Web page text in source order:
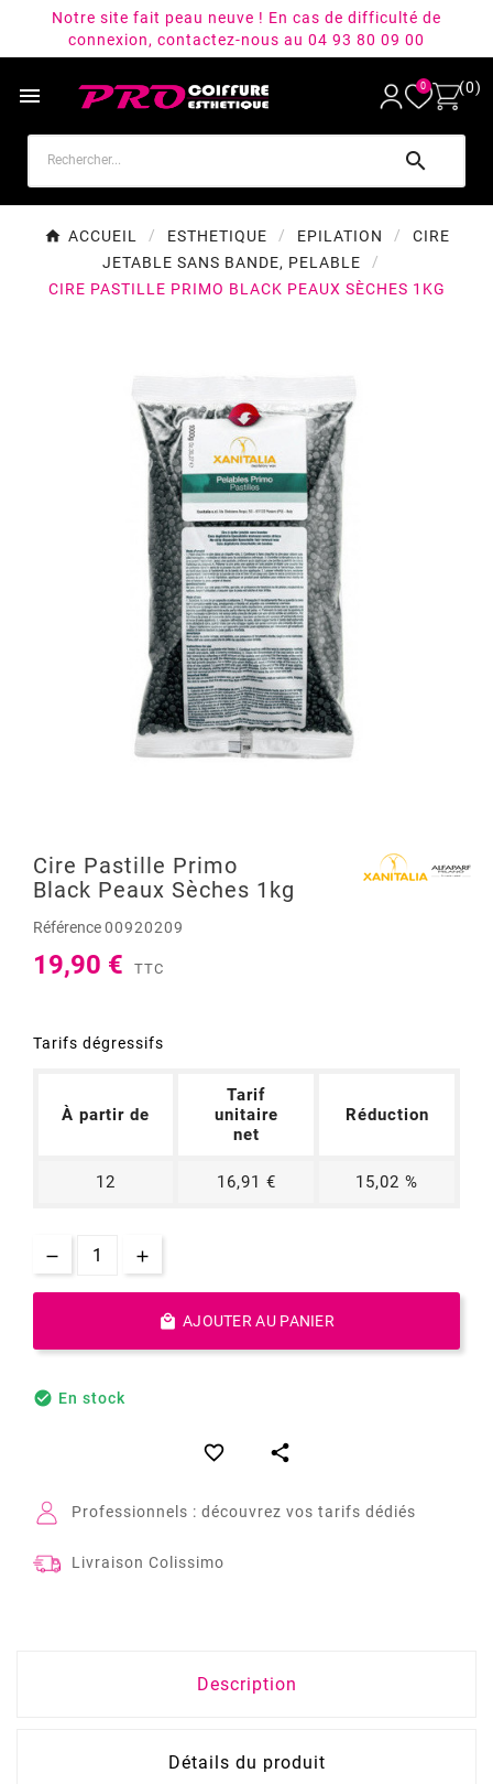
Notre site fait peau neuve ! En cas de difficulté de
connexion, contactez-nous au 04 93 80 09 00
 0 (0)

ACCUEIL ESTHETIQUE EPILATION
CIRE
JETABLE SANS BANDE, PELABLE
CIRE PASTILLE PRIMO BLACK PEAUX SÈCHES 1KG
Cire Pastille Primo
Black Peaux Sèches 1kg
Référence00920209
19,90 € TTC
Tarifs dégressifs
À partir de
Tarif
unitaire
net
Réduction
12 16,91 € 15,02 %
 AJOUTER AU PANIER
 En stock
 
Professionnels : découvrez vos tarifs dédiés
Livraison Colissimo
Description
Détails du produit